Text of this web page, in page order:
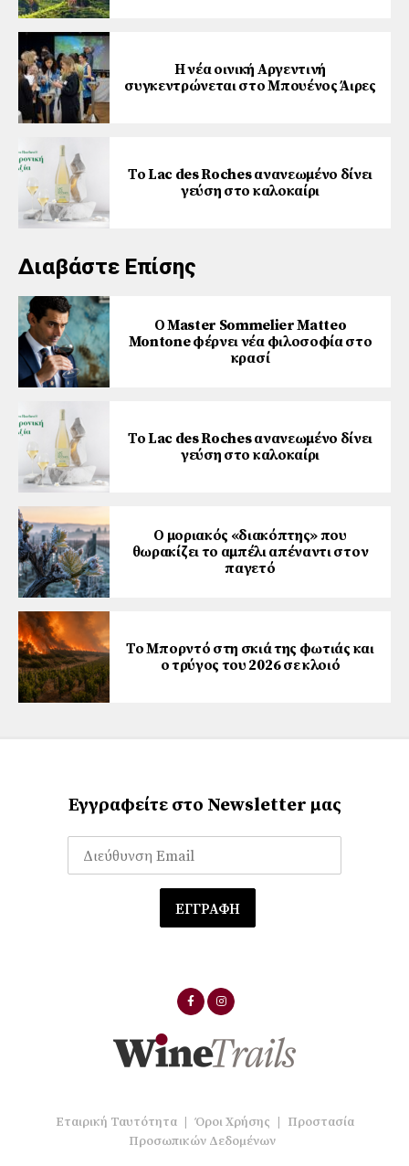
Η νέα οινική Αργεντινή
συγκεντρώνεται στο Μπουένος Άιρες
Το Lac des Roches ανανεωμένο δίνει
γεύση στο καλοκαίρι
Διαβάστε Επίσης
Ο Master Sommelier Matteo
Montone φέρνει νέα φιλοσοφία στο
κρασί
Το Lac des Roches ανανεωμένο δίνει
γεύση στο καλοκαίρι
Ο μοριακός «διακόπτης» που
θωρακίζει το αμπέλι απέναντι στον
παγετό
Το Μπορντό στη σκιά της φωτιάς και
ο τρύγος του 2026 σε κλοιό
Εγγραφείτε στο Newsletter μας
Εταιρική Ταυτότητα Όροι Χρήσης
Προστασία
Προσωπικών Δεδομένων